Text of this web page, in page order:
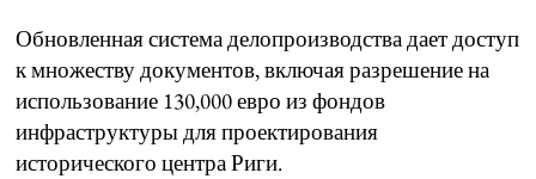
Обновленная система делопроизводства дает доступ
к множеству документов, включая разрешение на
использование 130,000 евро из фондов
инфраструктуры для проектирования
исторического центра Риги.